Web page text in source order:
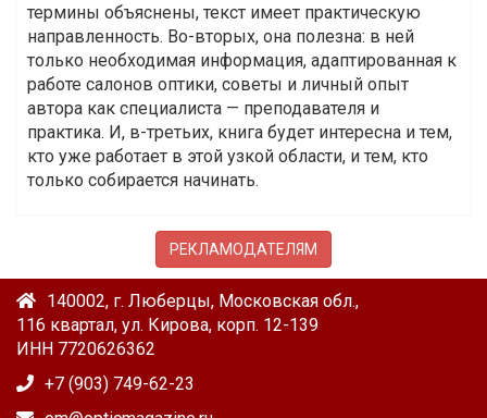
термины объяснены, текст имеет практическую
направленность. Во-вторых, она полезна: в ней
только необходимая информация, адаптированная к
работе салонов оптики, советы и личный опыт
автора как специалиста — преподавателя и
практика. И, в-третьих, книга будет интересна и тем,
кто уже работает в этой узкой области, и тем, кто
только собирается начинать.
РЕКЛАМОДАТЕЛЯМ
140002, г. Люберцы, Московская обл.,
116 квартал, ул. Кирова, корп. 12-139
ИНН 7720626362
+7 (903) 749-62-23